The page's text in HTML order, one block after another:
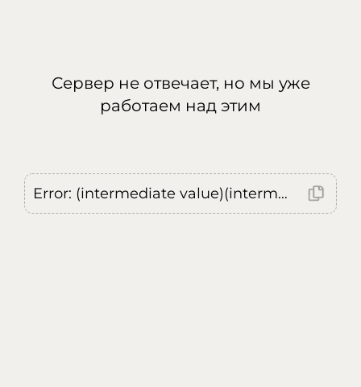
Сервер не отвечает, но мы уже
работаем над этим
Error: (intermediate value)(intermediate value)(intermediate value).replaceAll is not a function